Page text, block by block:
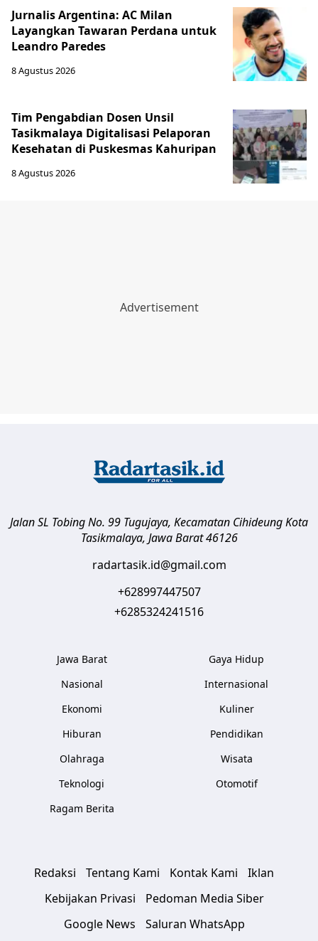
Jurnalis Argentina: AC Milan
Layangkan Tawaran Perdana untuk
Leandro Paredes
8 Agustus 2026
Tim Pengabdian Dosen Unsil
Tasikmalaya Digitalisasi Pelaporan
Kesehatan di Puskesmas Kahuripan
8 Agustus 2026
Jalan SL Tobing No. 99 Tugujaya, Kecamatan CihideungKota
Tasikmalaya, Jawa Barat 46126
radartasik.id@gmail.com
+628997447507
+6285324241516
Jawa Barat
Nasional
Ekonomi
Hiburan
Olahraga
Teknologi
Ragam Berita
Gaya Hidup
Internasional
Kuliner
Pendidikan
Wisata
Otomotif
Redaksi Tentang Kami Kontak Kami
Iklan
Kebijakan Privasi
Pedoman Media Siber
Google News
Saluran WhatsApp